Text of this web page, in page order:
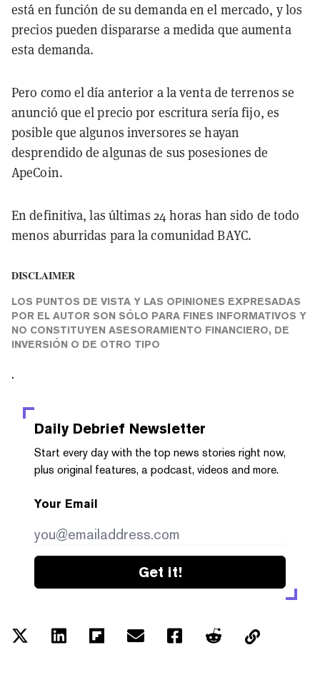
está en función de su demanda en el mercado, y los
precios pueden dispararse a medida que aumenta
esta demanda.
Pero como el día anterior a la venta de terrenos se
anunció que el precio por escritura sería fijo, es
posible que algunos inversores se hayan
desprendido de algunas de sus posesiones de
ApeCoin.
En definitiva, las últimas 24 horas han sido de todo
menos aburridas para la comunidad BAYC.
DISCLAIMER
LOS PUNTOS DE VISTA Y LAS OPINIONES EXPRESADAS
POR EL AUTOR SON SÓLO PARA FINES INFORMATIVOS Y
NO CONSTITUYEN ASESORAMIENTO FINANCIERO, DE
INVERSIÓN O DE OTRO TIPO
.
Daily Debrief Newsletter
Start every day with the top news stories right now,
plus original features, a podcast, videos and more.
Your Email
Get it!